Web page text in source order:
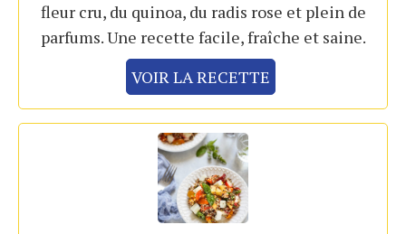
fleur cru, du quinoa, du radis rose et plein de
parfums. Une recette facile, fraîche et saine.
VOIR LA RECETTE